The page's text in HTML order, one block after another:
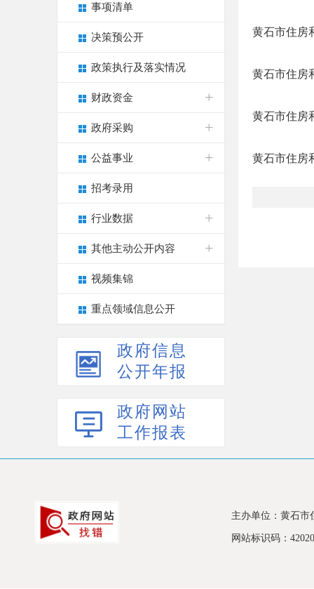
事项清单
决策预公开
政策执行及落实情况
财政资金
政府采购
公益事业
招考录用
行业数据
其他主动公开内容
视频集锦
重点领域信息公开
政府信息
公开年报
政府网站
工作报表
黄石市住房
黄石市住房
黄石市住房
黄石市住房
主办单位：黄石市
网站标识码：